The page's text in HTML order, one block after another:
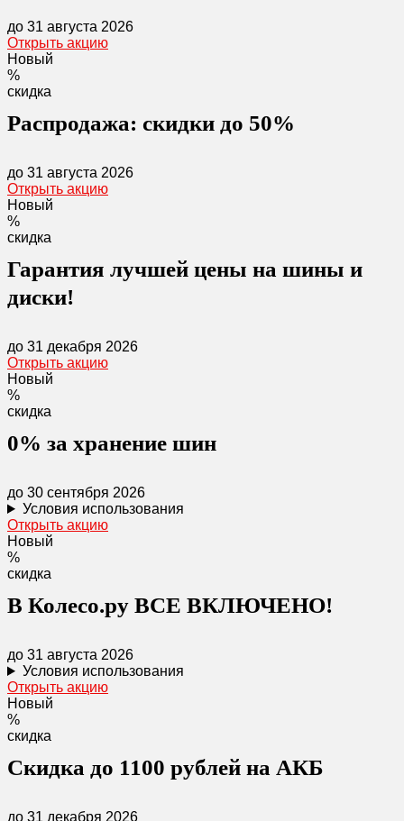
до 31 августа 2026
Открыть акцию
Новый
%
скидка
Распродажа: скидки до 50%
до 31 августа 2026
Открыть акцию
Новый
%
скидка
Гарантия лучшей цены на шины и
диски!
до 31 декабря 2026
Открыть акцию
Новый
%
скидка
0% за хранение шин
до 30 сентября 2026
Условия использования
Открыть акцию
Новый
%
скидка
В Колесо.ру ВСЕ ВКЛЮЧЕНО!
до 31 августа 2026
Условия использования
Открыть акцию
Новый
%
скидка
Скидка до 1100 рублей на АКБ
до 31 декабря 2026